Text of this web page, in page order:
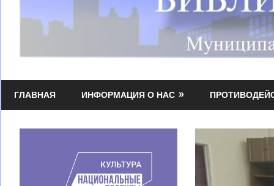
МБУК
УЦБС
библиотечная
ГЛАВНАЯ ИНФОРМАЦИЯ О НАС